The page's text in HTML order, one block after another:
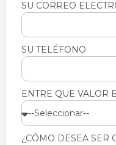
SU CORREO
SU TELÉFONO
ENTRE QUE VALOR
¿CÓMO DESEA SER
SU CORREO
SU TELÉFONO
ENTRE QUE VALOR
¿CÓMO DESEA SER